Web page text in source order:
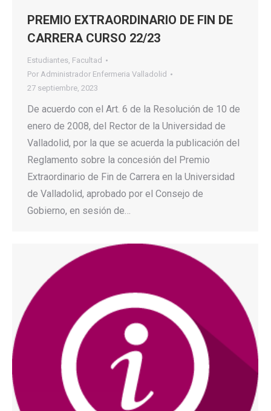
PREMIO EXTRAORDINARIO DE FIN DE
CARRERA CURSO 22/23
Estudiantes, Facultad
Por Administrador Enfermeria Valladolid
27 septiembre, 2023
De acuerdo con el Art. 6 de la Resolución de 10 de
enero de 2008, del Rector de la Universidad de
Valladolid, por la que se acuerda la publicación del
Reglamento sobre la concesión del Premio
Extraordinario de Fin de Carrera en la Universidad
de Valladolid, aprobado por el Consejo de
Gobierno, en sesión de…